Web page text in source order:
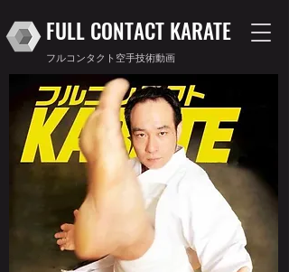
フルコンタクト空手技術動画
FULL CONTACT KARATE